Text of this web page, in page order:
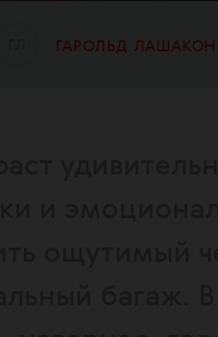
ГАРОЛЬД